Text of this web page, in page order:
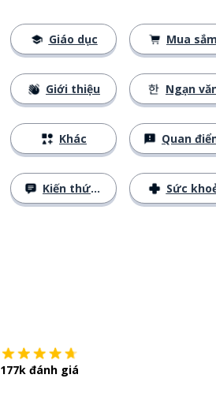
Giáo dục
Giới thiệu
Khác
Kiến thức cơ bản
Mua
Ngạn
Quan
Sức
177k đánh giá